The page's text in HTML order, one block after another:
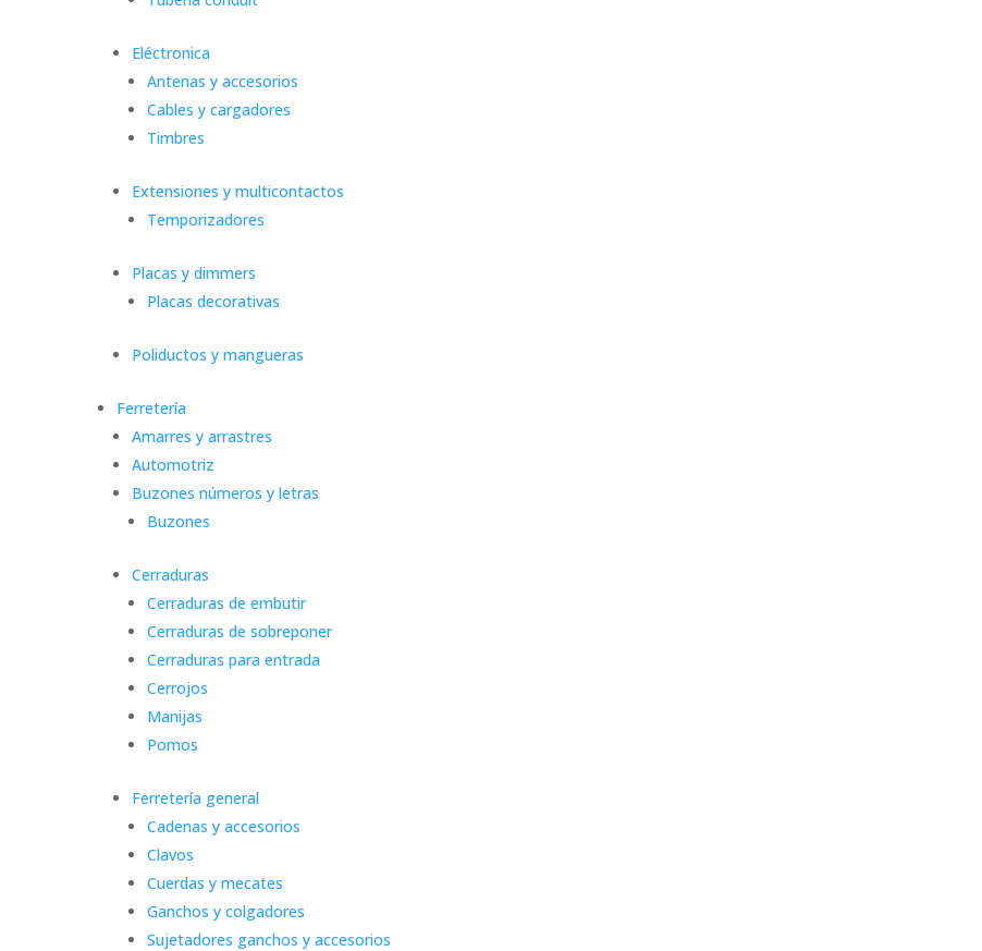
Eléctronica
Antenas y accesorios
Cables y cargadores
Timbres
Extensiones y multicontactos
Temporizadores
Placas y dimmers
Placas decorativas
Poliductos y mangueras
Ferretería
Amarres y arrastres
Automotriz
Buzones números y letras
Buzones
Cerraduras
Cerraduras de embutir
Cerraduras de sobreponer
Cerraduras para entrada
Cerrojos
Manijas
Pomos
Ferretería general
Cadenas y accesorios
Clavos
Cuerdas y mecates
Ganchos y colgadores
Sujetadores ganchos y accesorios